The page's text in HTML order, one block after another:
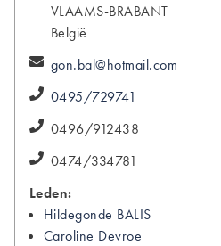
VLAAMS-BRABANT
België
gon.bal@hotmail.com
0495/729741
0496/912438
0474/334781
Leden:
Hildegonde BALIS
Caroline Devroe